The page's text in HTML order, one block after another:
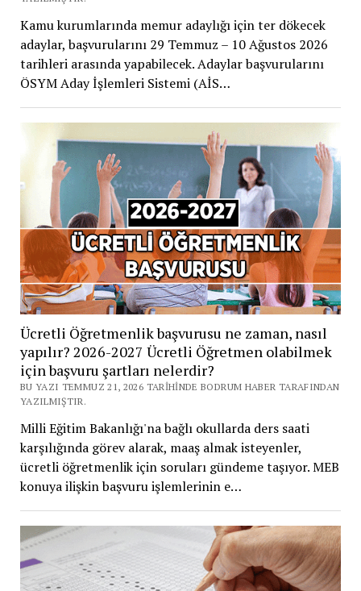
Kamu kurumlarında memur adaylığı için ter dökecek
adaylar, başvurularını 29 Temmuz – 10 Ağustos 2026
tarihleri arasında yapabilecek. Adaylar başvurularını
ÖSYM Aday İşlemleri Sistemi (AİS…
Ücretli Öğretmenlik başvurusu ne zaman, nasıl
yapılır? 2026-2027 Ücretli Öğretmen olabilmek
için başvuru şartları nelerdir?
BU YAZI TEMMUZ 21, 2026 TARIHINDE BODRUM HABER TARAFINDAN
YAZILMIŞTIR.
Milli Eğitim Bakanlığı'na bağlı okullarda ders saati
karşılığında görev alarak, maaş almak isteyenler,
ücretli öğretmenlik için soruları gündeme taşıyor. MEB
konuya ilişkin başvuru işlemlerinin e…